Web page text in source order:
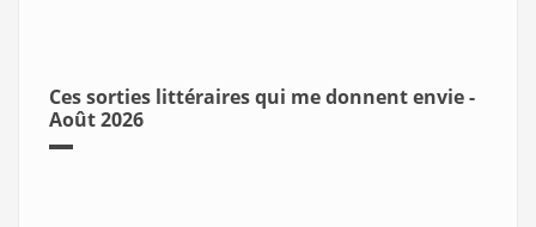
Ces sorties littéraires qui me donnent envie -
Août 2026